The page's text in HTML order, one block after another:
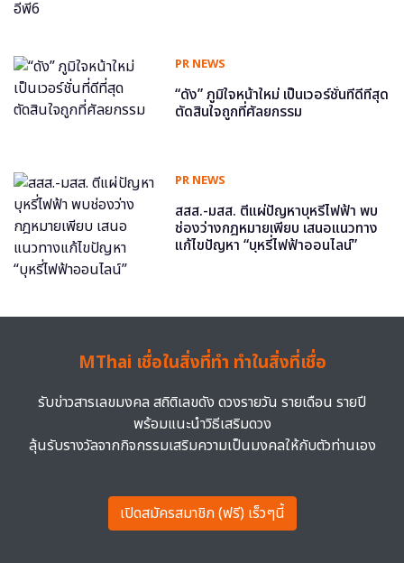
PR NEWS
“ดัง” ภูมิใจหน้าใหม่ เป็นเวอร์ชั่นที่ดีที่สุด
ตัดสินใจถูกที่ศัลยกรรม
PR NEWS
สสส.-มสส. ตีแผ่ปัญหาบุหรี่ไฟฟ้า พบ
ช่องว่างกฎหมายเพียบ เสนอแนวทาง
แก้ไขปัญหา “บุหรี่ไฟฟ้าออนไลน์”
MThai เชื่อในสิ่งที่ทำ ทำในสิ่งที่เชื่อ
รับข่าวสารเลขมงคล สถิติเลขดัง ดวงรายวัน รายเดือน รายปี
พร้อมแนะนำวิธีเสริมดวง
ลุ้นรับรางวัลจากกิจกรรมเสริมความเป็นมงคลให้กับตัวท่านเอง
เปิดสมัครสมาชิก (ฟรี) เร็วๆนี้